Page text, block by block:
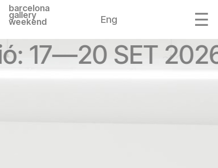
barcelona
gallery
weekend Eng
17—20 SET 2026